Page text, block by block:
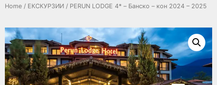
Home / ЕКСКУРЗИИ / PERUN LODGE 4* – Банско – кон 2024 – 2025